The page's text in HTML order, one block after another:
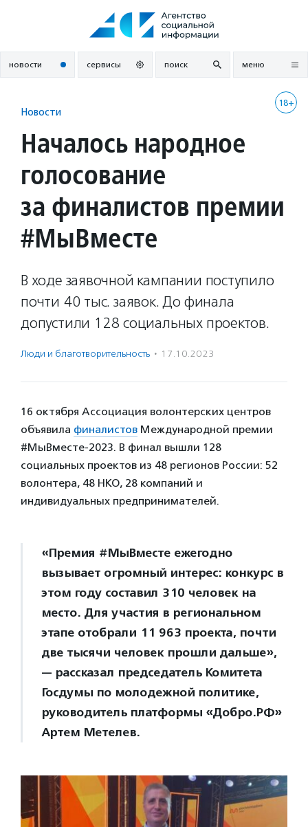
новости сервисы поиск меню
18+
Новости
Началось народное
голосование
за финалистов премии
#МыВместе
В ходе заявочной кампании поступило
почти 40 тыс. заявок. До финала
допустили 128 социальных проектов.
Люди и благотвори­тель­ность · 17.10.2023
16 октября Ассоциация волонтерских центров
объявила финалистов Международной премии
#МыВместе-2023. В финал вышли 128
социальных проектов из 48 регионов России: 52
волонтера, 48 НКО, 28 компаний и
индивидуальных предпринимателей.
«Премия #МыВместе ежегодно
вызывает огромный интерес: конкурс в
этом году составил 310 человек на
место. Для участия в региональном
этапе отобрали 11 963 проекта, почти
две тысячи человек прошли дальше»,
— рассказал председатель Комитета
Госдумы по молодежной политике,
руководитель платформы «Добро.РФ»
Артем Метелев.